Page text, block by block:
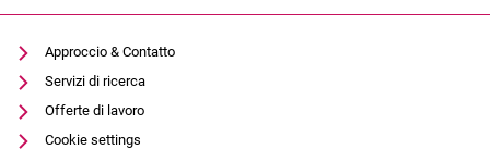
Approccio & Contatto
Servizi di ricerca
Offerte di lavoro
Cookie settings